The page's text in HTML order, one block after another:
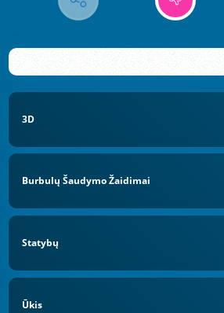
3D
Burbulų Šaudymo Žaidimai
Statybų
Ūkis